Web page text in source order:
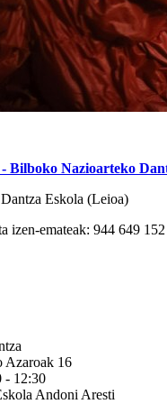
Bilboko Nazioarteko
Eskola (Leioa)
izen-emateak: 944 649 152
Azaroak 16
- 12:30
Andoni Aresti